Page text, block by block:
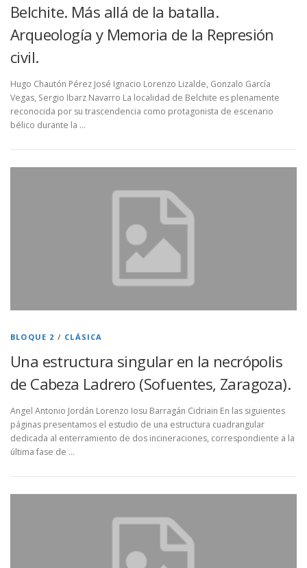
Belchite. Más allá de la batalla.
Arqueología y Memoria de la Represión
civil.
Hugo Chautón Pérez José Ignacio Lorenzo Lizalde, Gonzalo García
Vegas, Sergio Ibarz Navarro La localidad de Belchite es plenamente
reconocida por su trascendencia como protagonista de escenario
bélico durante la …
BLOQUE 2 / CLÁSICA
Una estructura singular en la necrópolis
de Cabeza Ladrero (Sofuentes, Zaragoza).
Angel Antonio Jordán Lorenzo Iosu Barragán Cidriain En las siguientes
páginas presentamos el estudio de una estructura cuadrangular
dedicada al enterramiento de dos incineraciones, correspondiente a la
última fase de …